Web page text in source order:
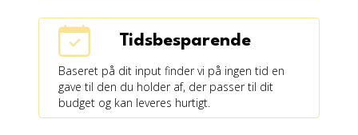
Tidsbesparende
Baseret på dit input finder vi på ingen tid en
gave til den du holder af, der passer til dit
budget og kan leveres hurtigt.